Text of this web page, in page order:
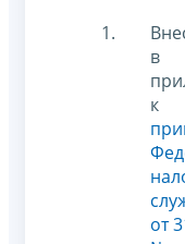
в
к
от